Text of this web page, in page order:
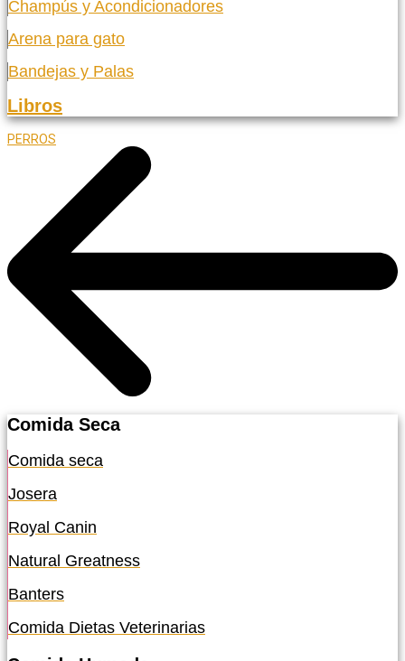
Champús y Acondicionadores
Arena para gato
Bandejas y Palas
Libros
PERROS
Comida Seca
Comida seca
Josera
Royal Canin
Natural Greatness
Banters
Comida Dietas Veterinarias